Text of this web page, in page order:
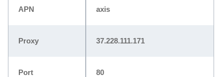
APN axis
Proxy 37.228.111.171
Port 80